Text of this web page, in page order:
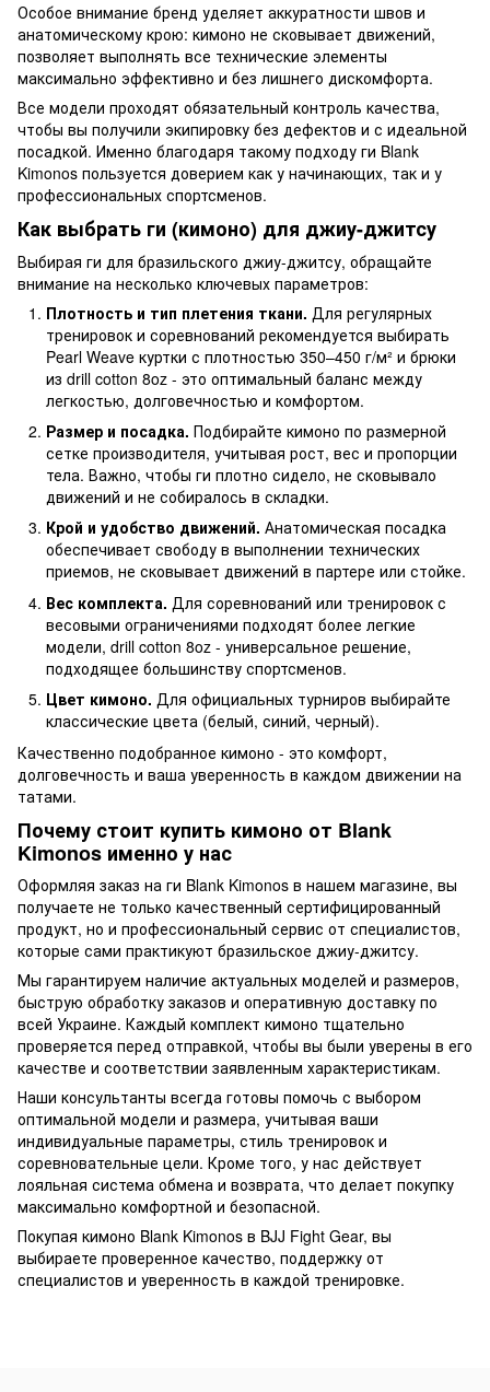
Особое внимание бренд уделяет аккуратности швов и
анатомическому крою: кимоно не сковывает движений,
позволяет выполнять все технические элементы
максимально эффективно и без лишнего дискомфорта.
Все модели проходят обязательный контроль качества,
чтобы вы получили экипировку без дефектов и с идеальной
посадкой. Именно благодаря такому подходу ги Blank
Kimonos пользуется доверием как у начинающих, так и у
профессиональных спортсменов.
Как выбрать ги (кимоно) для джиу-джитсу
Выбирая ги для бразильского джиу-джитсу, обращайте
внимание на несколько ключевых параметров:
Плотность и тип плетения ткани. Для регулярных
тренировок и соревнований рекомендуется выбирать
Pearl Weave куртки с плотностью 350–450 г/м² и брюки
из drill cotton 8oz - это оптимальный баланс между
легкостью, долговечностью и комфортом.
Размер и посадка. Подбирайте кимоно по размерной
сетке производителя, учитывая рост, вес и пропорции
тела. Важно, чтобы ги плотно сидело, не сковывало
движений и не собиралось в складки.
Крой и удобство движений. Анатомическая посадка
обеспечивает свободу в выполнении технических
приемов, не сковывает движений в партере или стойке.
Вес комплекта. Для соревнований или тренировок с
весовыми ограничениями подходят более легкие
модели, drill cotton 8oz - универсальное решение,
подходящее большинству спортсменов.
Цвет кимоно. Для официальных турниров выбирайте
классические цвета (белый, синий, черный).
Качественно подобранное кимоно - это комфорт,
долговечность и ваша уверенность в каждом движении на
татами.
Почему стоит купить кимоно от Blank
Kimonos именно у нас
Оформляя заказ на ги Blank Kimonos в нашем магазине, вы
получаете не только качественный сертифицированный
продукт, но и профессиональный сервис от специалистов,
которые сами практикуют бразильское джиу-джитсу.
Мы гарантируем наличие актуальных моделей и размеров,
быструю обработку заказов и оперативную доставку по
всей Украине. Каждый комплект кимоно тщательно
проверяется перед отправкой, чтобы вы были уверены в его
качестве и соответствии заявленным характеристикам.
Наши консультанты всегда готовы помочь с выбором
оптимальной модели и размера, учитывая ваши
индивидуальные параметры, стиль тренировок и
соревновательные цели. Кроме того, у нас действует
лояльная система обмена и возврата, что делает покупку
максимально комфортной и безопасной.
Покупая кимоно Blank Kimonos в BJJ Fight Gear, вы
выбираете проверенное качество, поддержку от
специалистов и уверенность в каждой тренировке.